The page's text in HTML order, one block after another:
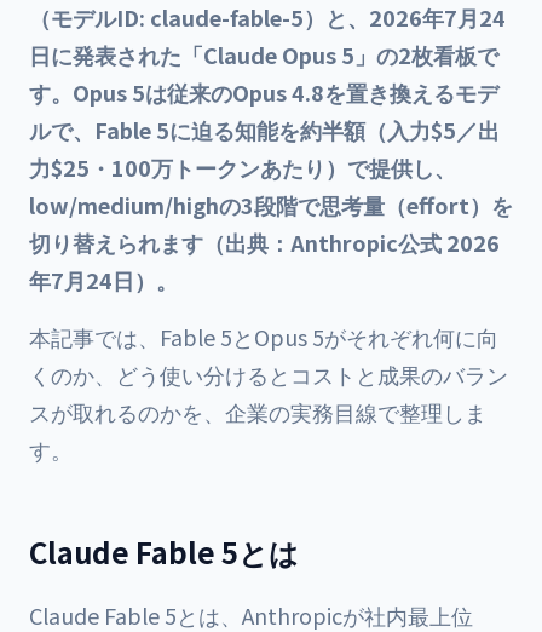
（モデルID: claude-fable-5）と、2026年7月24
日に発表された「Claude Opus 5」の2枚看板で
す。Opus 5は従来のOpus 4.8を置き換えるモデ
ルで、Fable 5に迫る知能を約半額（入力$5／出
力$25・100万トークンあたり）で提供し、
low/medium/highの3段階で思考量（effort）を
切り替えられます（出典：Anthropic公式 2026
年7月24日）。
本記事では、Fable 5とOpus 5がそれぞれ何に向
くのか、どう使い分けるとコストと成果のバラン
スが取れるのかを、企業の実務目線で整理しま
す。
Claude Fable 5とは
Claude Fable 5とは、Anthropicが社内最上位